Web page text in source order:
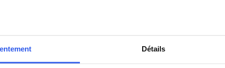
Détails
les élèves du Section
du Lycée du Haut-Barr
Français Anglais